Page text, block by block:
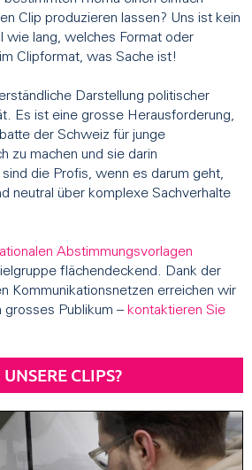
Clip produzieren lassen? Uns ist kein
wie lang, welches Format oder
Clipformat, was Sache ist!
Darstellung politischer
Es ist eine grosse Herausforderung,
der Schweiz für junge
zu machen und sie darin
die Profis, wenn es darum geht,
neutral über komplexe Sachverhalte
Abstimmungsvorlagen
flächendeckend. Dank der
Kommunikationsnetzen erreichen wir
grosses Publikum – kontaktieren Sie
CLIPS?